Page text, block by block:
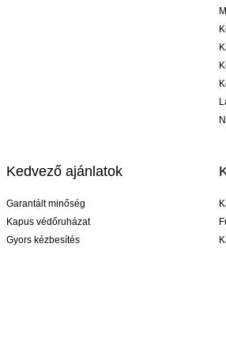
Kedvező ajánlatok
Garantált minőség
Kapus védőruházat
Gyors kézbesítés